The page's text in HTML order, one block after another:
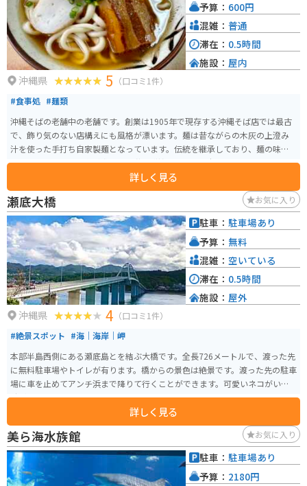
沖縄県 5 （口コミ1件）
#食事処 #麺類
沖縄そばの老舗中の老舗です。創業は1905年で現存する沖縄そば店では最古
で、飾り気のない店構えにも風格が漂います。麺は昔ながらの木灰の上澄み
汁を使った手打ち自家製麺となっています。伝統を継承しており、麺の味に
も注目です。カツオ漁が盛んな魚港に隣接しており、本場カツオだしも逸
品、そばとジューシーのセットもオススメです。
詳しく見る
予算： 600円
混雑： 普通
滞在： 0.5時間
施設： 屋内
瀬底大橋 お気に入り
沖縄県 4 （口コミ1件）
#絶景スポット #海｜海岸｜岬
本部半島西側にある瀬底島とを結ぶ大橋です。全長726メートルで、渡った先
に無料駐車場やトイレが有ります。橋からの景色は絶景です。渡った先の駐車
場に車を止めてアンチ浜まで降りて行くことができます。可愛いネコがいる
時があります。
詳しく見る
駐車： 駐車場あり
予算： 無料
混雑： 空いている
滞在： 0.5時間
施設： 屋外
美ら海水族館 お気に入り
駐車： 駐車場あり
予算： 2180円